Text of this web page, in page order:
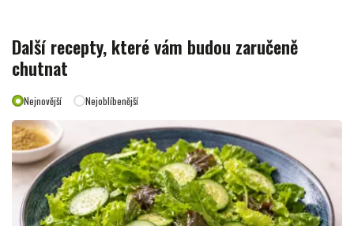
Další recepty, které vám budou zaručeně
chutnat
Nejnovější Nejoblíbenější